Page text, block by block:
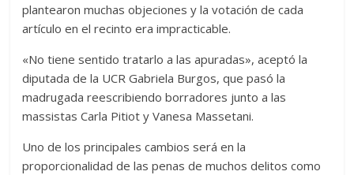
plantearon muchas objeciones y la votación de cada
artículo en el recinto era impracticable.
«No tiene sentido tratarlo a las apuradas», aceptó la
diputada de la UCR Gabriela Burgos, que pasó la
madrugada reescribiendo borradores junto a las
massistas Carla Pitiot y Vanesa Massetani.
Uno de los principales cambios será en la
proporcionalidad de las penas de muchos delitos como